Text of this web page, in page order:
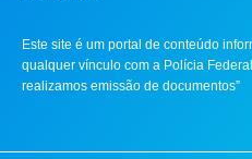
Este site é um portal de conteúdo
qualquer vínculo com a Polícia
realizamos emissão de documentos”